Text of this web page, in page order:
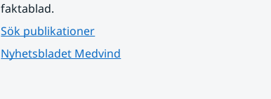
faktablad.
Sök publikationer
Nyhetsbladet Medvind